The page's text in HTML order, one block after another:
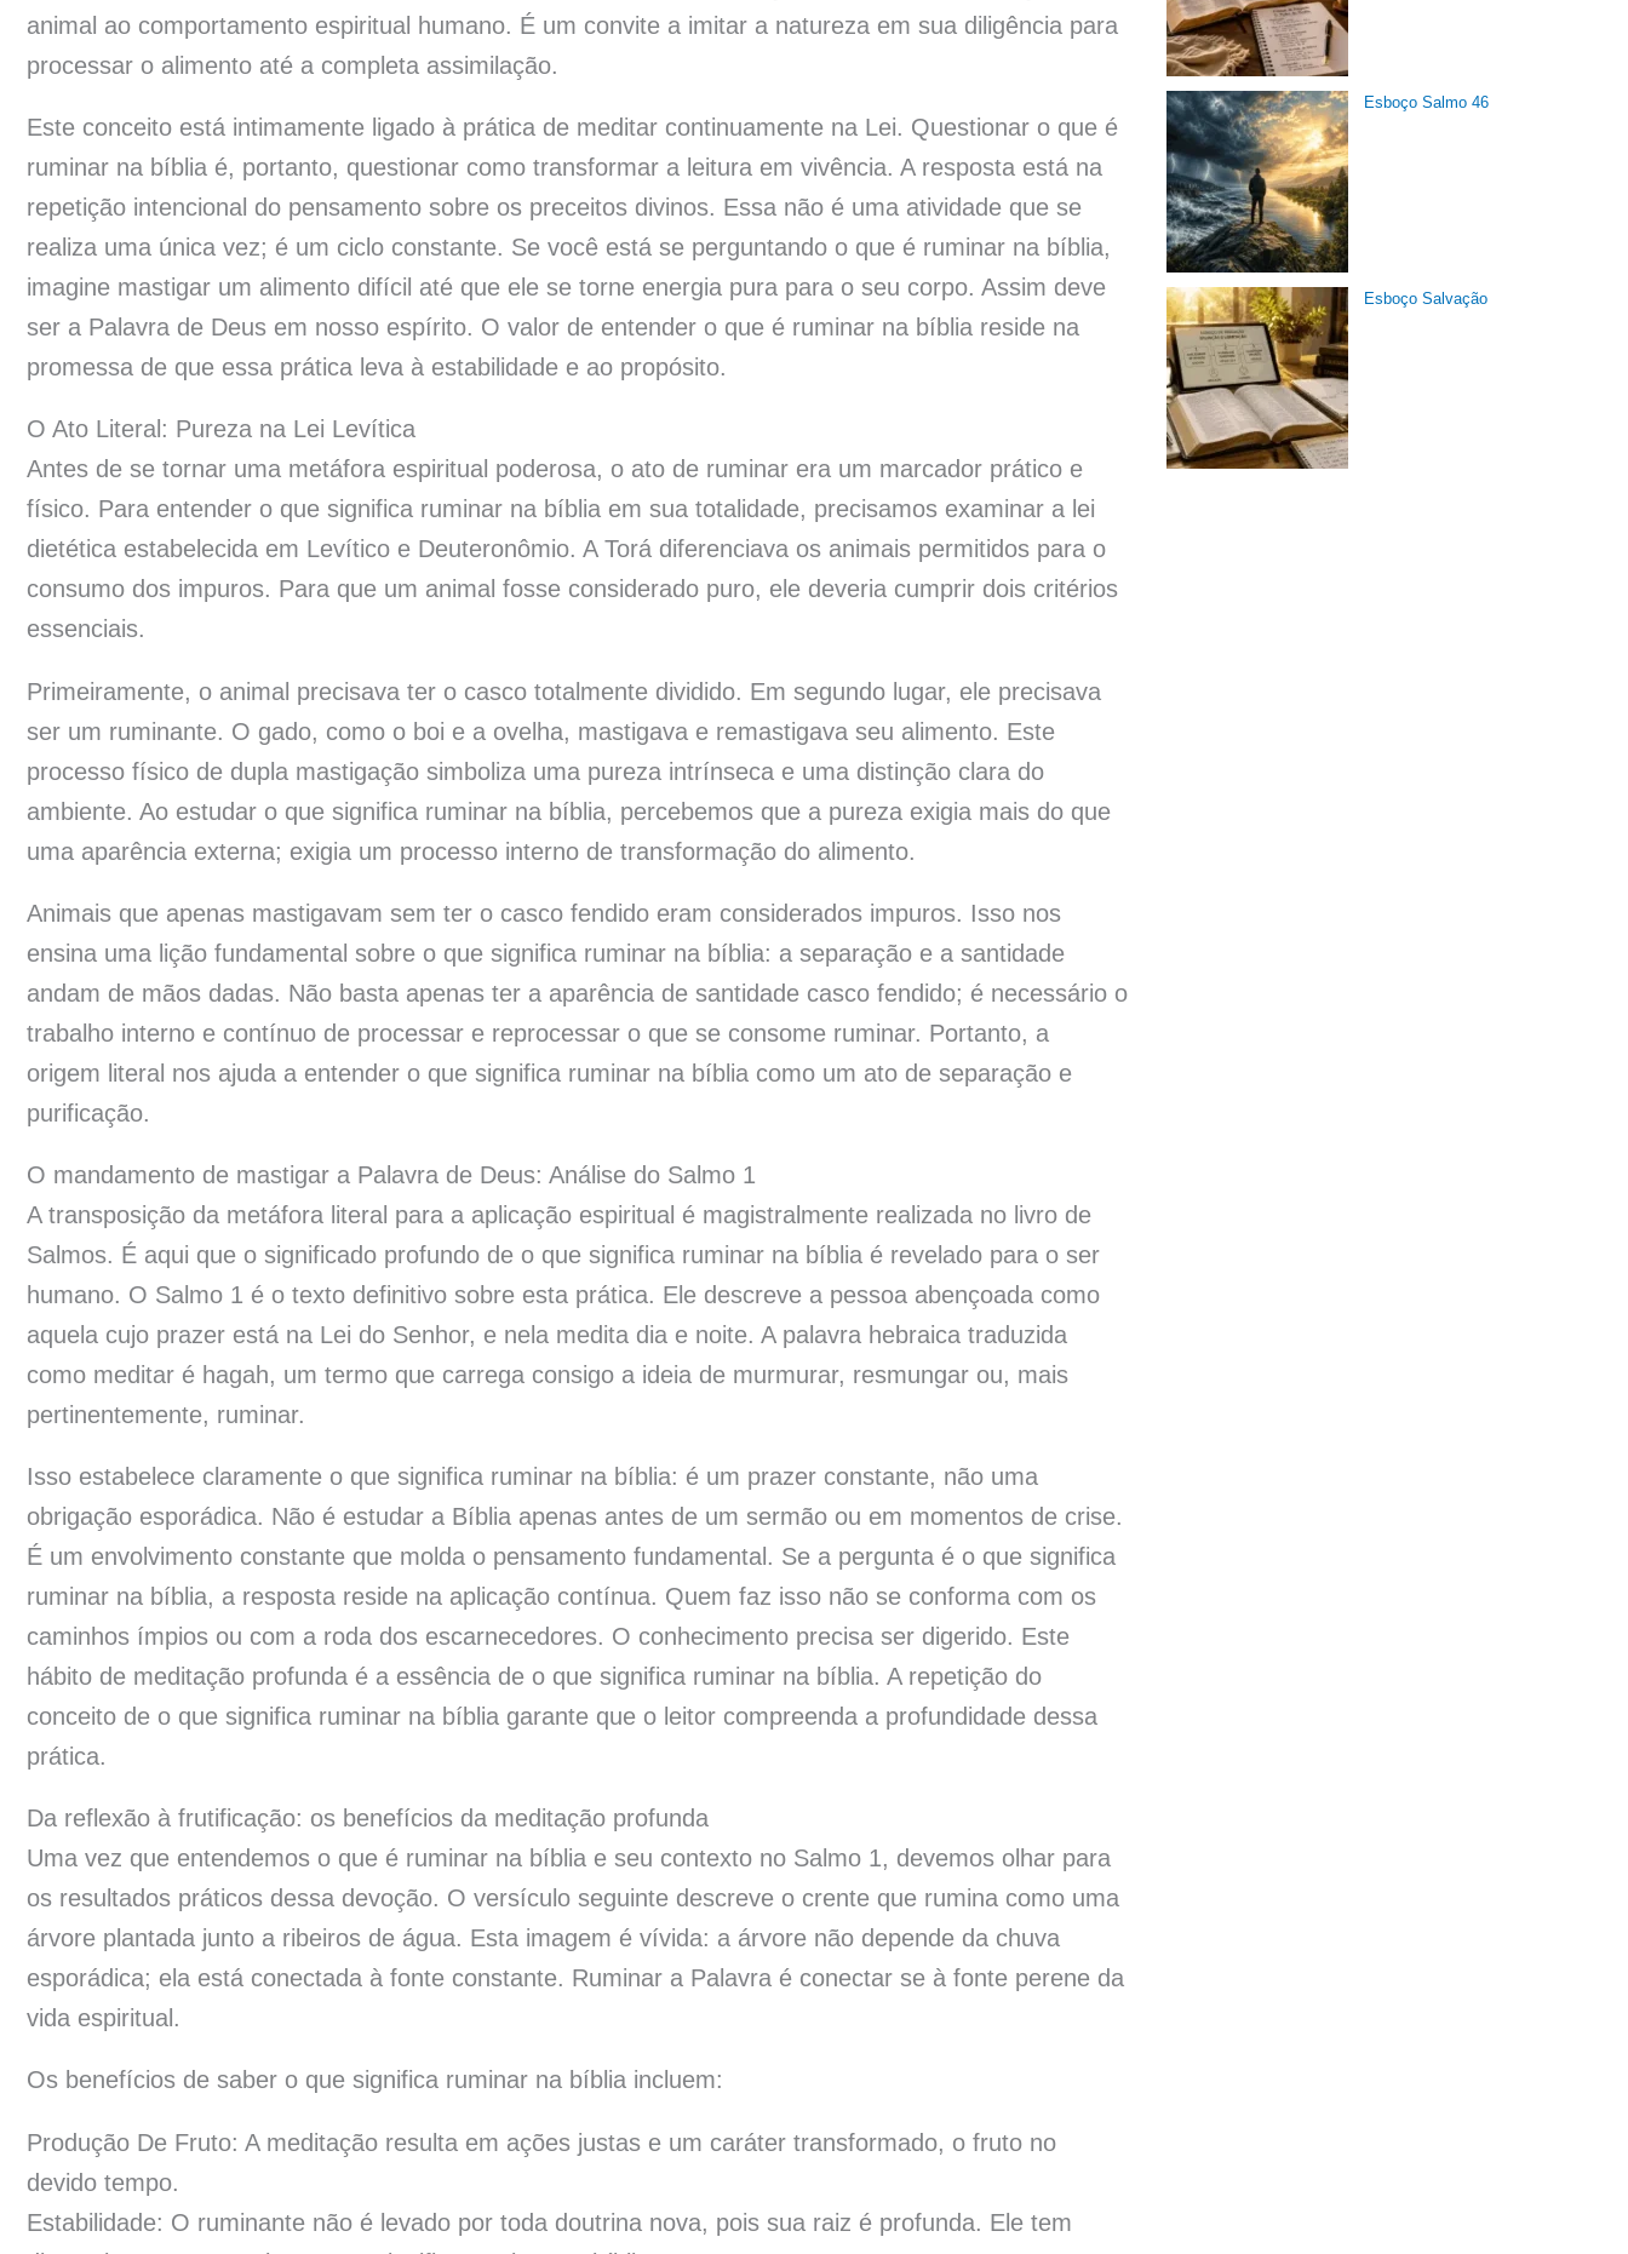
animal ao comportamento espiritual humano. É um convite a imitar a natureza em sua diligência para
processar o alimento até a completa assimilação.
Este conceito está intimamente ligado à prática de meditar continuamente na Lei. Questionar o que é
ruminar na bíblia é, portanto, questionar como transformar a leitura em vivência. A resposta está na
repetição intencional do pensamento sobre os preceitos divinos. Essa não é uma atividade que se
realiza uma única vez; é um ciclo constante. Se você está se perguntando o que é ruminar na bíblia,
imagine mastigar um alimento difícil até que ele se torne energia pura para o seu corpo. Assim deve
ser a Palavra de Deus em nosso espírito. O valor de entender o que é ruminar na bíblia reside na
promessa de que essa prática leva à estabilidade e ao propósito.
O Ato Literal: Pureza na Lei Levítica
Antes de se tornar uma metáfora espiritual poderosa, o ato de ruminar era um marcador prático e
físico. Para entender o que significa ruminar na bíblia em sua totalidade, precisamos examinar a lei
dietética estabelecida em Levítico e Deuteronômio. A Torá diferenciava os animais permitidos para o
consumo dos impuros. Para que um animal fosse considerado puro, ele deveria cumprir dois critérios
essenciais.
Primeiramente, o animal precisava ter o casco totalmente dividido. Em segundo lugar, ele precisava
ser um ruminante. O gado, como o boi e a ovelha, mastigava e remastigava seu alimento. Este
processo físico de dupla mastigação simboliza uma pureza intrínseca e uma distinção clara do
ambiente. Ao estudar o que significa ruminar na bíblia, percebemos que a pureza exigia mais do que
uma aparência externa; exigia um processo interno de transformação do alimento.
Animais que apenas mastigavam sem ter o casco fendido eram considerados impuros. Isso nos
ensina uma lição fundamental sobre o que significa ruminar na bíblia: a separação e a santidade
andam de mãos dadas. Não basta apenas ter a aparência de santidade casco fendido; é necessário o
trabalho interno e contínuo de processar e reprocessar o que se consome ruminar. Portanto, a
origem literal nos ajuda a entender o que significa ruminar na bíblia como um ato de separação e
purificação.
O mandamento de mastigar a Palavra de Deus: Análise do Salmo 1
A transposição da metáfora literal para a aplicação espiritual é magistralmente realizada no livro de
Salmos. É aqui que o significado profundo de o que significa ruminar na bíblia é revelado para o ser
humano. O Salmo 1 é o texto definitivo sobre esta prática. Ele descreve a pessoa abençoada como
aquela cujo prazer está na Lei do Senhor, e nela medita dia e noite. A palavra hebraica traduzida
como meditar é hagah, um termo que carrega consigo a ideia de murmurar, resmungar ou, mais
pertinentemente, ruminar.
Isso estabelece claramente o que significa ruminar na bíblia: é um prazer constante, não uma
obrigação esporádica. Não é estudar a Bíblia apenas antes de um sermão ou em momentos de crise.
É um envolvimento constante que molda o pensamento fundamental. Se a pergunta é o que significa
ruminar na bíblia, a resposta reside na aplicação contínua. Quem faz isso não se conforma com os
caminhos ímpios ou com a roda dos escarnecedores. O conhecimento precisa ser digerido. Este
hábito de meditação profunda é a essência de o que significa ruminar na bíblia. A repetição do
conceito de o que significa ruminar na bíblia garante que o leitor compreenda a profundidade dessa
prática.
Da reflexão à frutificação: os benefícios da meditação profunda
Uma vez que entendemos o que é ruminar na bíblia e seu contexto no Salmo 1, devemos olhar para
os resultados práticos dessa devoção. O versículo seguinte descreve o crente que rumina como uma
árvore plantada junto a ribeiros de água. Esta imagem é vívida: a árvore não depende da chuva
esporádica; ela está conectada à fonte constante. Ruminar a Palavra é conectar se à fonte perene da
vida espiritual.
Os benefícios de saber o que significa ruminar na bíblia incluem:
Produção De Fruto: A meditação resulta em ações justas e um caráter transformado, o fruto no
devido tempo.
Estabilidade: O ruminante não é levado por toda doutrina nova, pois sua raiz é profunda. Ele tem
Esboço Salmo 46
Esboço Salvação